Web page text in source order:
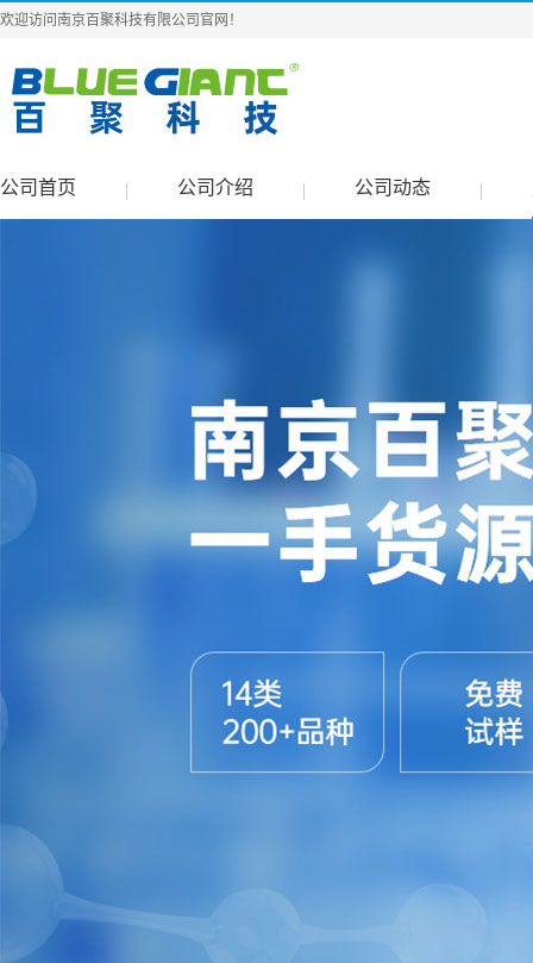
欢迎访问南京百聚科技有限公司官网！
公司首页 公司介绍 公司动态